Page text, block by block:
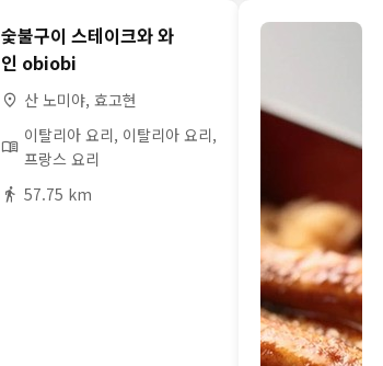
숯불구이 스테이크와 와
인 obiobi
산 노미야, 효고현
이탈리아 요리, 이탈리아 요리,
프랑스 요리
57.75 km